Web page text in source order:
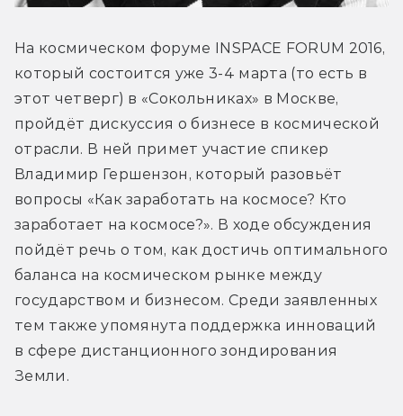
На космическом форуме INSPACE FORUM 2016,
который состоится уже 3-4 марта (то есть в
этот четверг) в «Сокольниках» в Москве,
пройдёт дискуссия о бизнесе в космической
отрасли. В ней примет участие спикер
Владимир Гершензон, который разовьёт
вопросы «Как заработать на космосе? Кто
заработает на космосе?». В ходе обсуждения
пойдёт речь о том, как достичь оптимального
баланса на космическом рынке между
государством и бизнесом. Среди заявленных
тем также упомянута поддержка инноваций
в сфере дистанционного зондирования
Земли.